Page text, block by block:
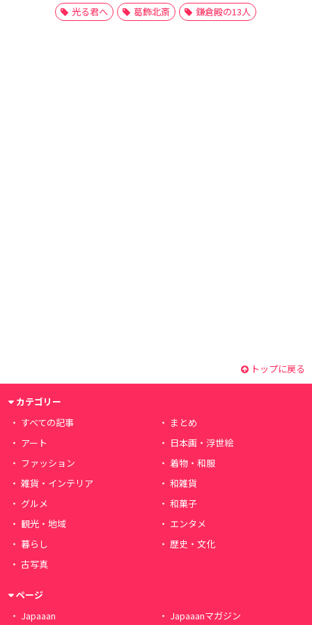
光る君へ 葛飾北斎 鎌倉殿の13人
トップに戻る
カテゴリー
すべての記事
まとめ
アート
日本画・浮世絵
ファッション
着物・和服
雑貨・インテリア
和雑貨
グルメ
和菓子
観光・地域
エンタメ
暮らし
歴史・文化
古写真
ページ
Japaaan
Japaaanマガジン